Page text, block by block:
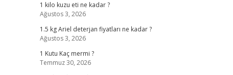
1 kilo kuzu eti ne kadar ?
Ağustos 3, 2026
1.5 kg Ariel deterjan fiyatları ne kadar ?
Ağustos 3, 2026
1 Kutu Kaç mermi ?
Temmuz 30, 2026